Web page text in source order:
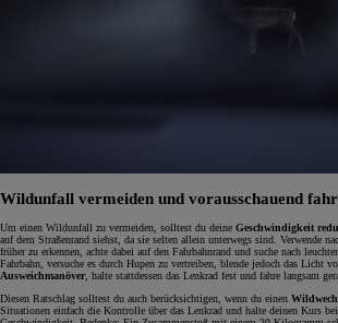
Wildunfall vermeiden und vorausschauend
Um einen Wildunfall zu vermeiden, solltest du deine Geschwindigkeit
auf dem Straßenrand siehst, da sie selten allein unterwegs sind. Verwende
früher zu erkennen, achte dabei auf den Fahrbahnrand und suche nach
Fahrbahn, versuche es durch Hupen zu vertreiben, blende jedoch das Licht
Ausweichmanöver, halte stattdessen das Lenkrad fest und fahre langsam
Diesen Ratschlag solltest du auch berücksichtigen, wenn du einen
Situationen einfach die Kontrolle über das Lenkrad und halte deinen Kurs